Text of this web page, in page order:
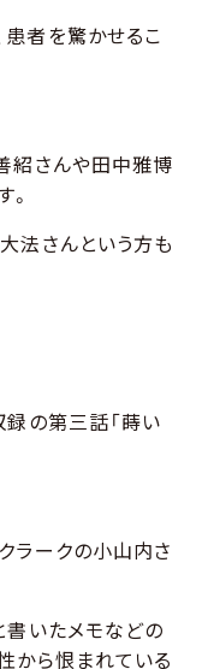
者を驚かせるこ
紹さんや田中雅博
。
法さんという方も
録の第三話「蒔い
ラークの小山内さ
書いたメモなどの
から恨まれている